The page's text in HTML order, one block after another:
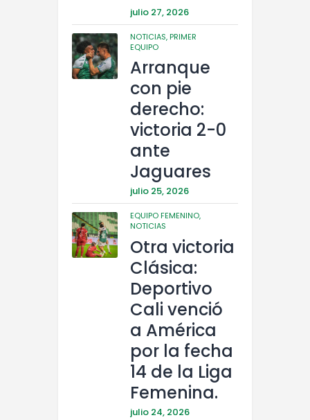
julio 27, 2026
NOTICIAS,PRIMER
EQUIPO
Arranque
con pie
derecho:
victoria 2-0
ante
Jaguares
julio 25, 2026
EQUIPO FEMENINO,
NOTICIAS
Otra victoria
Clásica:
Deportivo
Cali venció
a América
por la fecha
14 de la Liga
Femenina.
julio 24, 2026